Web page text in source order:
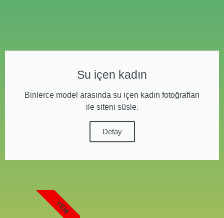
Su içen kadın
Binlerce model arasında su içen kadın fotoğrafları
ile siteni süsle.
Detay
YENI